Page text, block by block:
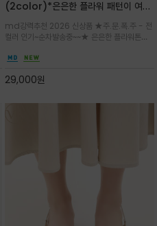
(2color)*은은한 플라워 패턴이 여름
코백
md강력추천 2026 신상품 ★주.문.폭.주 - 전
컬러 인기~순차발송중~~★ 은은한 플라워톤이
고급스럽게 내추럴한 감성의 천연 오가닉 코튼소
해져 완성
29,000원